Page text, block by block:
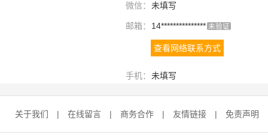
微信： 未填写
邮箱： 14*************** 未验证
查看网络联系方式
手机： 未填写
关于我们 | 在线留言 | 商务合作 | 友情链接 | 免责声明